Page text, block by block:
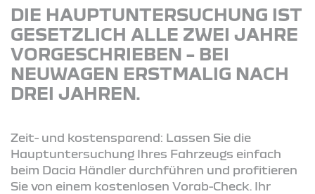
DIE HAUPTUNTERSUCHUNG IST
GESETZLICH ALLE ZWEI JAHRE
VORGESCHRIEBEN – BEI
NEUWAGEN ERSTMALIG NACH
DREI JAHREN.
Zeit- und kostensparend: Lassen Sie die
Hauptuntersuchung Ihres Fahrzeugs einfach
beim Dacia Händler durchführen und profitieren
Sie von einem kostenlosen Vorab-Check. Ihr